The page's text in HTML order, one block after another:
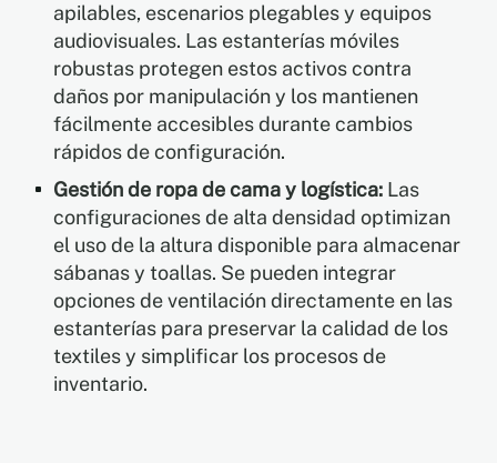
apilables, escenarios plegables y equipos
audiovisuales. Las estanterías móviles
robustas protegen estos activos contra
daños por manipulación y los mantienen
fácilmente accesibles durante cambios
rápidos de configuración.
Gestión de ropa de cama y logística: Las
configuraciones de alta densidad optimizan
el uso de la altura disponible para almacenar
sábanas y toallas. Se pueden integrar
opciones de ventilación directamente en las
estanterías para preservar la calidad de los
textiles y simplificar los procesos de
inventario.